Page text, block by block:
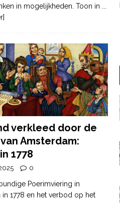
in mogelijkheden. Toon in
verkleed door de
Amsterdam:
1778
0
Poerimviering in
in 1778 en het verbod op het